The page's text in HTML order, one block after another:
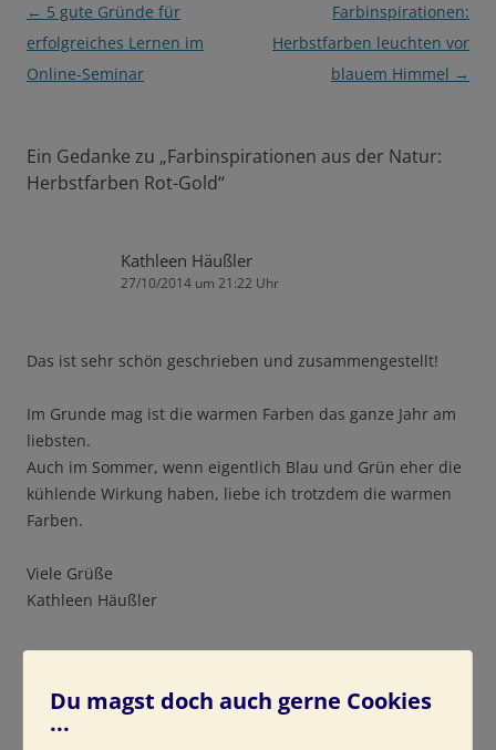
Beitragsnavigation
← 5 gute Gründe für
erfolgreiches Lernen im
Online-Seminar
Farbinspirationen:
Herbstfarben leuchten vor
blauem Himmel →
Ein Gedanke zu „Farbinspirationen aus der Natur:
Herbstfarben Rot-Gold“
Kathleen Häußler
27/10/2014 um 21:22 Uhr
Das ist sehr schön geschrieben und zusammengestellt!
Im Grunde mag ist die warmen Farben das ganze Jahr am
liebsten.
Auch im Sommer, wenn eigentlich Blau und Grün eher die
kühlende Wirkung haben, liebe ich trotzdem die warmen
Farben.
Viele Grüße
Kathleen Häußler
Schreibe einen Kommentar
Du magst doch auch gerne Cookies
...